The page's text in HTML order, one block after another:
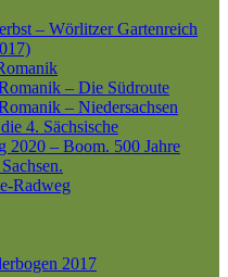
– Wörlitzer Gartenreich
– Die Südroute
– Niedersachsen
4. Sächsische
2020 – Boom. 500 Jahre
Radweg
2017